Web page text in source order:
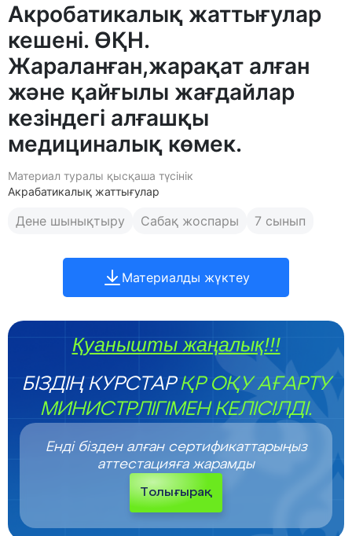
Акробатикалық жаттығулар
кешені. ӨҚН.
Жараланған,жарақат алған
және қайғылы жағдайлар
кезіндегі алғашқы
медициналық көмек.
Материал туралы қысқаша түсінік
Акрабатикалық жаттығулар
Дене шынықтыру Сабақ жоспары 7 сынып
Материалды жүктеу
Қуанышты жаңалық!!!
БІЗДІҢ КУРСТАРҚР ОҚУ АҒАРТУ
МИНИСТРЛІГІМЕН КЕЛІСІЛДІ.
Енді бізден алған сертификаттарыңыз
аттестацияға жарамды
Толығырақ